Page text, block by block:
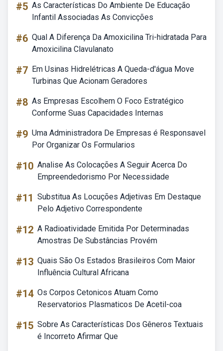
#5 As Características Do Ambiente De Educação
Infantil Associadas As Convicções
#6 Qual A Diferença Da Amoxicilina Tri-hidratada Para
Amoxicilina Clavulanato
#7 Em Usinas Hidrelétricas A Queda-d'água Move
Turbinas Que Acionam Geradores
#8 As Empresas Escolhem O Foco Estratégico
Conforme Suas Capacidades Internas
#9 Uma Administradora De Empresas é Responsavel
Por Organizar Os Formularios
#10 Analise As Colocações A Seguir Acerca Do
Empreendedorismo Por Necessidade
#11 Substitua As Locuções Adjetivas Em Destaque
Pelo Adjetivo Correspondente
#12 A Radioatividade Emitida Por Determinadas
Amostras De Substâncias Provém
#13 Quais São Os Estados Brasileiros Com Maior
Influência Cultural Africana
#14 Os Corpos Cetonicos Atuam Como
Reservatorios Plasmaticos De Acetil-coa
#15 Sobre As Características Dos Gêneros Textuais
é Incorreto Afirmar Que